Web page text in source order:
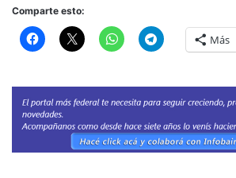
Comparte esto:
Más